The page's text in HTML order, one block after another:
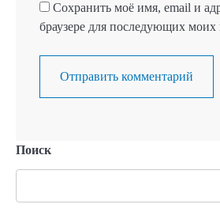
Сохранить моё имя, email и
браузере для последующих моих
Поиск